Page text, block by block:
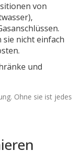
von
sie nicht einfach
und
Ohne sie ist jedes